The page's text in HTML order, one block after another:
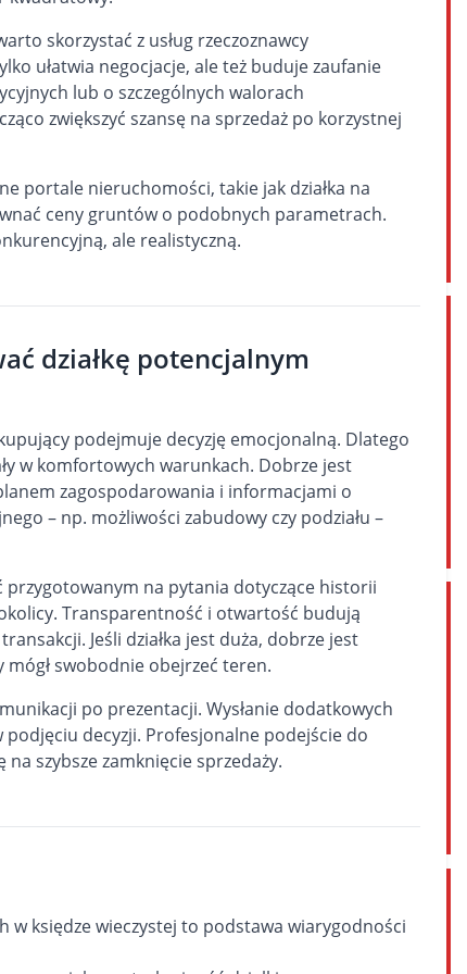
skorzystać z usług rzeczoznawcy
ułatwia negocjacje, ale też buduje zaufanie
lub o szczególnych walorach
zwiększyć szansę na sprzedaż po korzystnej
portale nieruchomości, takie jak działka na
ceny gruntów o podobnych parametrach.
ale realistyczną.
działkę potencjalnym
podejmuje decyzję emocjonalną. Dlatego
w komfortowych warunkach. Dobrze jest
zagospodarowania i informacjami o
– np. możliwości zabudowy czy podziału –
na pytania dotyczące historii
Transparentność i otwartość budują
Jeśli działka jest duża, dobrze jest
mógł swobodnie obejrzeć teren.
po prezentacji. Wysłanie dodatkowych
decyzji. Profesjonalne podejście do
szybsze zamknięcie sprzedaży.
w księdze wieczystej to podstawa wiarygodności